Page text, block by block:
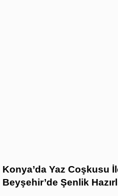
Konya’da Yaz Coşkusu
Beyşehir’de Şenlik